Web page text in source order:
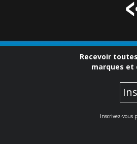
Recevoir
marques et
Inscrivez-vous